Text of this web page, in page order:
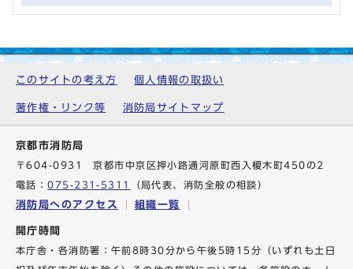
このサイトの考え方 個人情報の取扱い
著作権・リンク等 消防局サイトマップ
京都市消防局
〒604-0931 京都市中京区押小路通河原町西入榎木町450の2
電話：075-231-5311 （局代表、消防全般の相談）
消防局へのアクセス 組織一覧
開庁時間
本庁舎・各消防署：午前8時30分から午後5時15分（いずれも土日